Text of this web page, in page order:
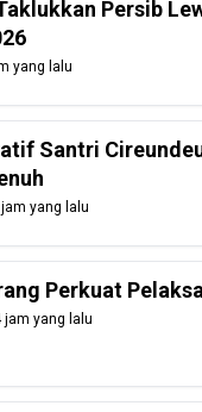
Persib
yang lalu
Santri
jam yang lalu
Perkuat
jam yang lalu